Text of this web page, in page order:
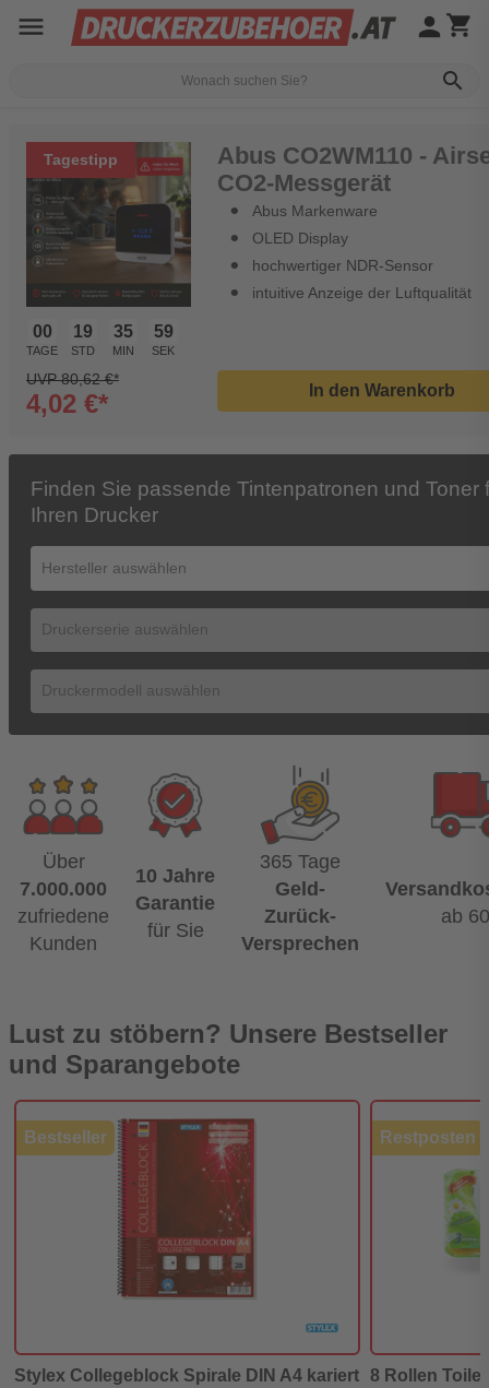
menu
search
person shopping_cart
Finden Sie passende Tintenpatronen und Toner
Ihren Drucker
Tagestipp
Abus CO2WM110 -
CO2-Messgerät
Abus Markenware
OLED Display
hochwertiger NDR-Sensor
intuitive Anzeige der Luftqualität
00
TAGE
19
STD
35
MIN
58
SEK
UVP 80,62 €*
4,02 €* In den Warenkorb
Über
7.000.000
zufriedene
Kunden
10 Jahre
Garantie
für Sie
365 Tage
Geld-
Zurück-
Versprechen
ab
Lust zu stöbern? Unsere Bestseller
und Sparangebote
Bestseller
Stylex Collegeblock Spirale DIN A4 kariert
Restposten
8 Rollen